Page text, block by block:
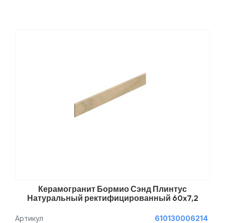
Керамогранит Бормио Сэнд Плинтус
Натуральный ректифицированный 60x7,2
Артикул
610130006214